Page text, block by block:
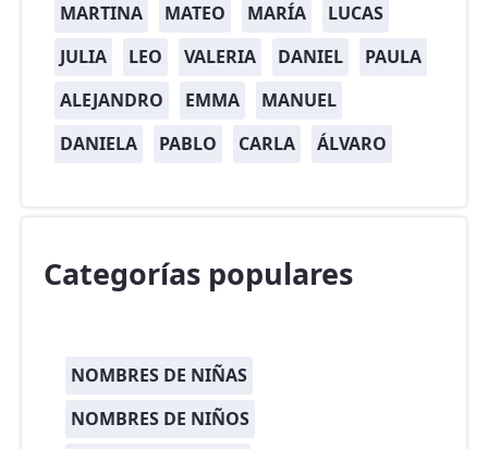
MARTINA MATEO MARÍA
LUCAS
JULIA
LEO VALERIA DANIEL
PAULA
ALEJANDRO
EMMA
MANUEL
DANIELA
PABLO CARLA ÁLVARO
Categorías populares
NOMBRES DE NIÑAS
NOMBRES DE NIÑOS